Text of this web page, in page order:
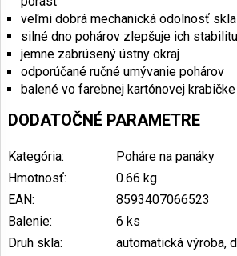
veľmi dobrá mechanická odolnosť skla
silné dno pohárov zlepšuje ich stabilitu
jemne zabrúsený ústny okraj
odporúčané ručné umývanie pohárov
balené vo farebnej kartónovej krabičke
DODATOČNÉ PARAMETRE
Kategória:
Poháre na panáky
Hmotnosť:
0.66 kg
EAN:
8593407066523
Balenie:
6 ks
Druh skla:
automatická výroba,